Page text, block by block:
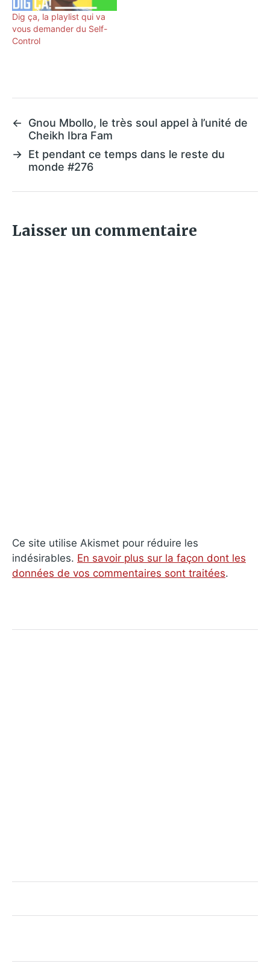
Dig ça, la playlist qui va
vous demander du Self-
Control
←
Gnou Mbollo, le très soul appel à l’unité de
Cheikh Ibra Fam
→ Et pendant ce temps dans le reste du
monde #276
Laisser un commentaire
Ce site utilise Akismet pour réduire les
indésirables. En savoir plus sur la façon dont les
données de vos commentaires sont traitées.